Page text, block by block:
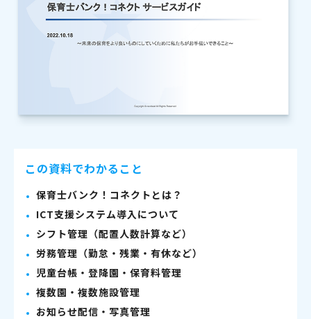
この資料でわかること
保育士バンク！コネクトとは？
ICT支援システム導入について
シフト管理（配置人数計算など）
労務管理（勤怠・残業・有休など）
児童台帳・登降園・保育料管理
複数園・複数施設管理
お知らせ配信・写真管理